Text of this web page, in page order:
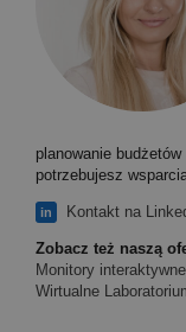
planowanie
potrzebujesz
in Kontakt na
Zobacz też naszą
Monitory interaktywne
Wirtualne